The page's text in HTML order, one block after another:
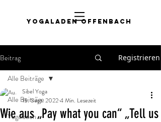
Yogaladen Offenbach
Beitrag Registrieren
Alle Beiträge
Yogaladen
Alle Beiträge
Wie aus „Pay what you can“ „Tell us
Sibel Yoga
15. Sept. 20224 Min. Lesezeit